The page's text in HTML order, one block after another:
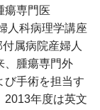
瘍専門医
人科病理学講座
属病院産婦人
、腫瘍専門外
び手術を担当す
2013年度は英文